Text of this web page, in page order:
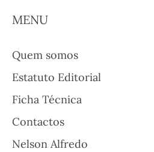
MENU
Quem somos
Estatuto Editorial
Ficha Técnica
Contactos
Nelson Alfredo